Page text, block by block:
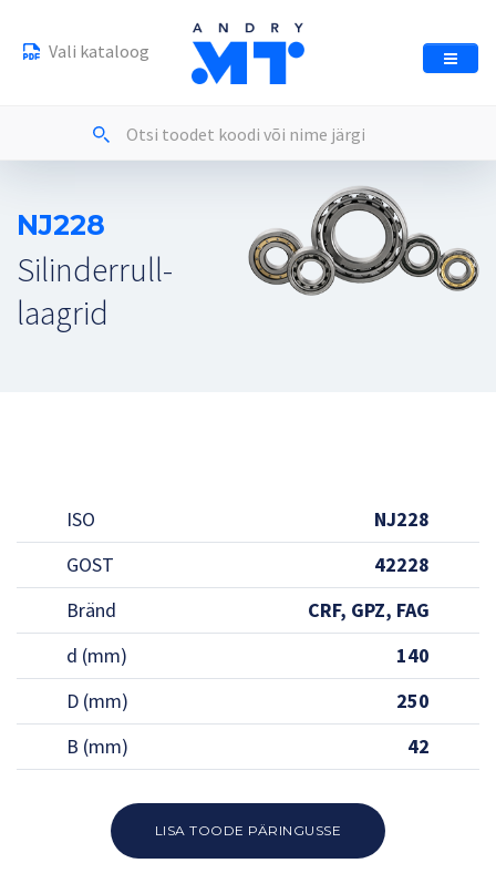
Vali kataloog
NJ228
Silinderrull-
laagrid
ISO
NJ228
GOST
42228
Bränd
CRF, GPZ, FAG
d (mm)
140
D (mm)
250
B (mm)
42
LISA TOODE PÄRINGUSSE